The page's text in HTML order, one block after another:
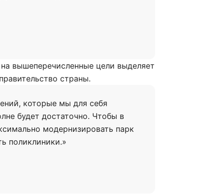
вышеперечисленные цели выделяет
страны.
которые мы для себя
будет достаточно. Чтобы в
модернизировать парк
поликлиники.»